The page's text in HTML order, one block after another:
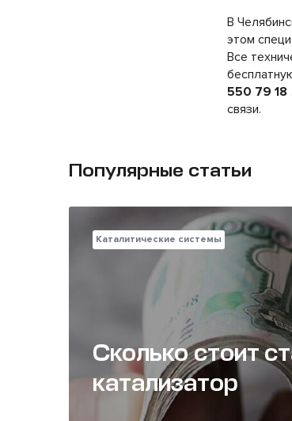
В
этом
Все
550 79 18
связи.
Популярные статьи
Каталитические системы
Сколько стоит
катализатор